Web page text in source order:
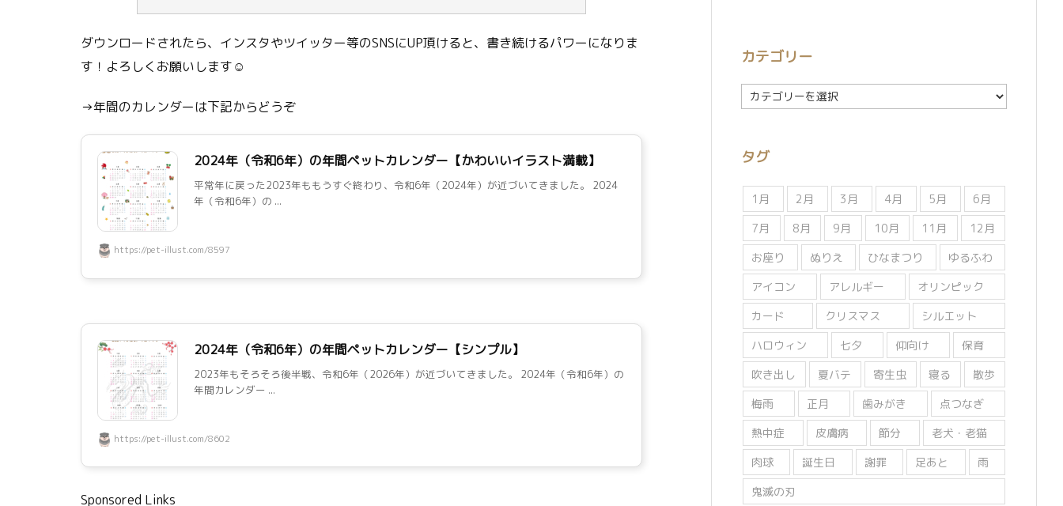
ダウンロードされたら、インスタやツイッター等のSNSにUP頂けると、書き続けるパワーになりま
す！よろしくお願いします☺
→年間のカレンダーは下記からどうぞ
2024年（令和6年）の年間ペットカレンダー【かわいいイラスト満載】
平常年に戻った2023年ももうすぐ終わり、令和6年（2024年）が近づいてきました。 2024
年（令和6年）の ...
https://pet-illust.com/8597
2024年（令和6年）の年間ペットカレンダー【シンプル】
2023年もそろそろ後半戦、令和6年（2026年）が近づいてきました。 2024年（令和6年）の
年間カレンダー ...
https://pet-illust.com/8602
Sponsored Links
カテゴリー
カ
テ
ー
タグ
1月 2月 3月 4月 5月
6月
7月
8月 9月 10月 11月
12月
お座り
ぬりえ ひなまつり
ゆるふわ
アイコン
アレルギー
オリンピック
カード
クリスマス
シルエット
ハロウィン
七夕 仰向け
保育
吹き出し
夏バテ 寄生虫 寝る
散歩
梅雨
正月 歯みがき
点つなぎ
熱中症
皮膚病 節分
老犬・老猫
肉球
誕生日 謝罪 足あと
雨
鬼滅の刃